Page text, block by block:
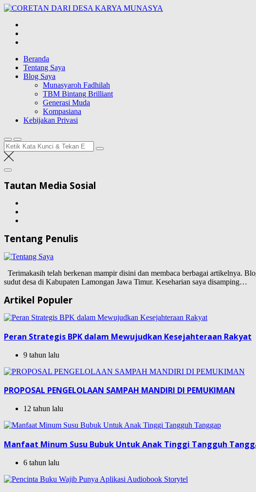
Lompat
konten
Blog Wong Ndeso yang ingin berbagi berbagai hal di sekitarnya
Beranda
Tentang Saya
Blog Saya
Munasyaroh Fadhilah
TBM Bintang Brilliant
Generasi Muda
Kompasiana
Kebijakan Privasi
Pencarian
untuk:
Tautan Media Sosial
Tentang Penulis
Terimakasih telah berkenan mampir disini dan membaca berbagai artikelnya.
sudut desa di Kabupaten Lamongan Jawa Timur. Keseharian saya disamping…
Artikel Populer
Peran Strategis BPK dalam Mewujudkan Kesejahteraan Rakyat
9 tahun lalu
PROPOSAL PENGELOLAAN SAMPAH MANDIRI DI PEMUKIMAN
12 tahun lalu
Manfaat Minum Susu Bubuk Untuk Anak Tinggi Tangguh
6 tahun lalu